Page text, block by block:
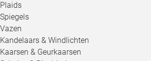
Plaids
Spiegels
Vazen
Kandelaars & Windlichten
Kaarsen & Geurkaarsen